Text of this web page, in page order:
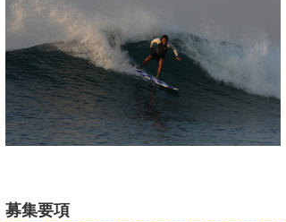
募集要項
三輪予報士
小川予報士
上田純子
上條将美